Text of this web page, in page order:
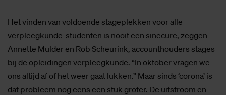
Het vinden van voldoende stageplekken voor alle
verpleegkunde-studenten is nooit een sinecure, zeggen
Annette Mulder en Rob Scheurink, accounthouders stages
bij de opleidingen verpleegkunde. “In oktober vragen we
ons altijd af of het weer gaat lukken.” Maar sinds ‘corona’ is
dat probleem nog eens een stuk groter. De uitstroom en